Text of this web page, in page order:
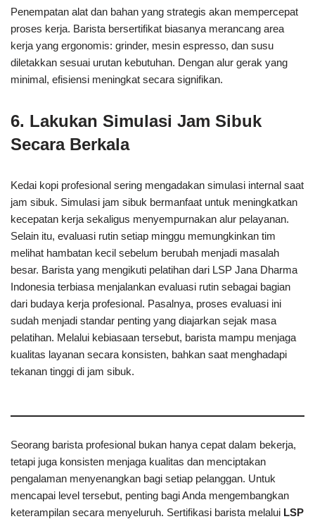
Penempatan alat dan bahan yang strategis akan mempercepat
proses kerja. Barista bersertifikat biasanya merancang area
kerja yang ergonomis: grinder, mesin espresso, dan susu
diletakkan sesuai urutan kebutuhan. Dengan alur gerak yang
minimal, efisiensi meningkat secara signifikan.
6. Lakukan Simulasi Jam Sibuk
Secara Berkala
Kedai kopi profesional sering mengadakan simulasi internal saat
jam sibuk. Simulasi jam sibuk bermanfaat untuk meningkatkan
kecepatan kerja sekaligus menyempurnakan alur pelayanan.
Selain itu, evaluasi rutin setiap minggu memungkinkan tim
melihat hambatan kecil sebelum berubah menjadi masalah
besar. Barista yang mengikuti pelatihan dari LSP Jana Dharma
Indonesia terbiasa menjalankan evaluasi rutin sebagai bagian
dari budaya kerja profesional. Pasalnya, proses evaluasi ini
sudah menjadi standar penting yang diajarkan sejak masa
pelatihan. Melalui kebiasaan tersebut, barista mampu menjaga
kualitas layanan secara konsisten, bahkan saat menghadapi
tekanan tinggi di jam sibuk.
Seorang barista profesional bukan hanya cepat dalam bekerja,
tetapi juga konsisten menjaga kualitas dan menciptakan
pengalaman menyenangkan bagi setiap pelanggan. Untuk
mencapai level tersebut, penting bagi Anda mengembangkan
keterampilan secara menyeluruh. Sertifikasi barista melalui LSP